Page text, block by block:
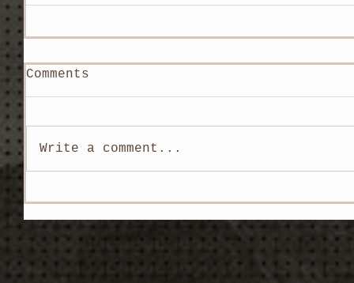
Comments
Write a comment...